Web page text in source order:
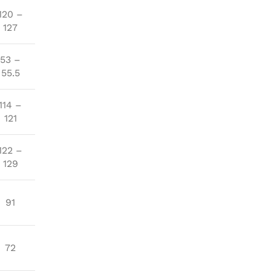
–
127
53 –
55.5
–
121
–
129
91
72